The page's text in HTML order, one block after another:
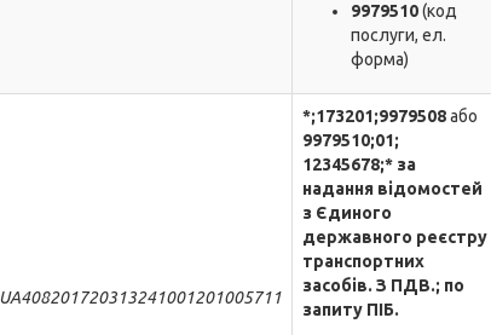
9979510(код
послуги, ел.
форма)
UA408201720313241001201005711
*;173201;9979508або
9979510;01;
12345678;* за
надання відомостей
з Єдиного
державного реєстру
транспортних
засобів. З ПДВ.; по
запиту ПІБ.